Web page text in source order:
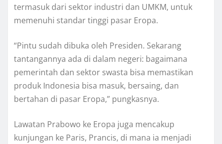
termasuk dari sektor industri dan UMKM, untuk
memenuhi standar tinggi pasar Eropa.
“Pintu sudah dibuka oleh Presiden. Sekarang
tantangannya ada di dalam negeri: bagaimana
pemerintah dan sektor swasta bisa memastikan
produk Indonesia bisa masuk, bersaing, dan
bertahan di pasar Eropa,” pungkasnya.
Lawatan Prabowo ke Eropa juga mencakup
kunjungan ke Paris, Prancis, di mana ia menjadi